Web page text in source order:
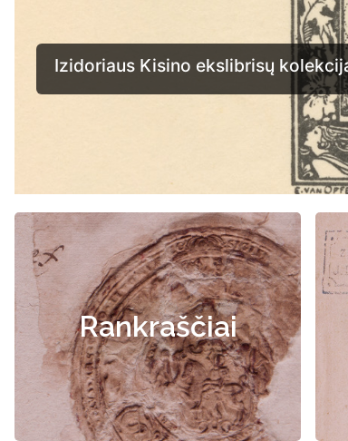
Rankraščiai